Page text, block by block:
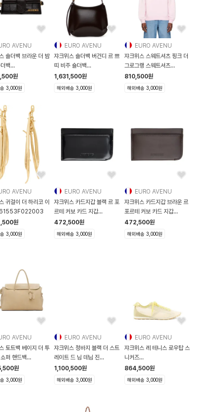
AVENU
숄더백 브라운 더 밤
백
원
3,000원
EURO AVENU
쟈크뮈스 숄더백 버건디 르 쁘
띠 비주 숄더백
261553F048009
1,631,500원
해외배송 3,000원
EURO AVENU
쟈크뮈스 스웨트셔츠 핑크 더
그로그랭 스웨트셔츠
261553M2040
810,500원
해외배송 3,000원
AVENU
귀걸이 더 하리코 이
원
3,000원
EURO AVENU
쟈크뮈스 카드지갑 블랙 르 포
르테 커보 카드 지갑
261553F03700
472,500원
해외배송 3,000원
EURO AVENU
쟈크뮈스 카드지갑 브라운 르
포르테 커보 카드 지갑
261553F03
472,500원
해외배송 3,000원
AVENU
토트백 베이지 더 투
퍼 핸드백
원
3,000원
EURO AVENU
쟈크뮈스 청바지 블랙 더 스트
레이트 드 님 데님 진
261553M1860
1,100,500원
해외배송 3,000원
EURO AVENU
쟈크뮈스 레 테니스 로우탑 스
니커즈
FOW00175AE00082
864,500원
해외배송 3,000원